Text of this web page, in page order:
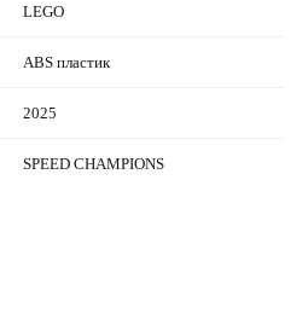
LEGO
ABS пластик
2025
SPEED CHAMPIONS